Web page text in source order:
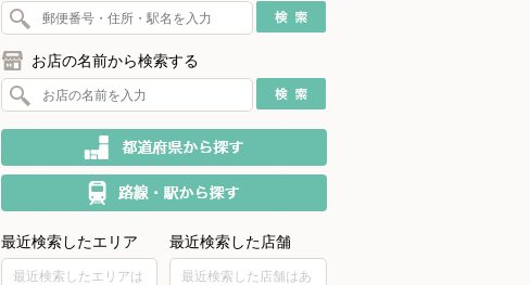
お店の名前から検索する
最近検索したエリア
最近検索したエリアは
最近検索した店舗
最近検索した店舗はあ